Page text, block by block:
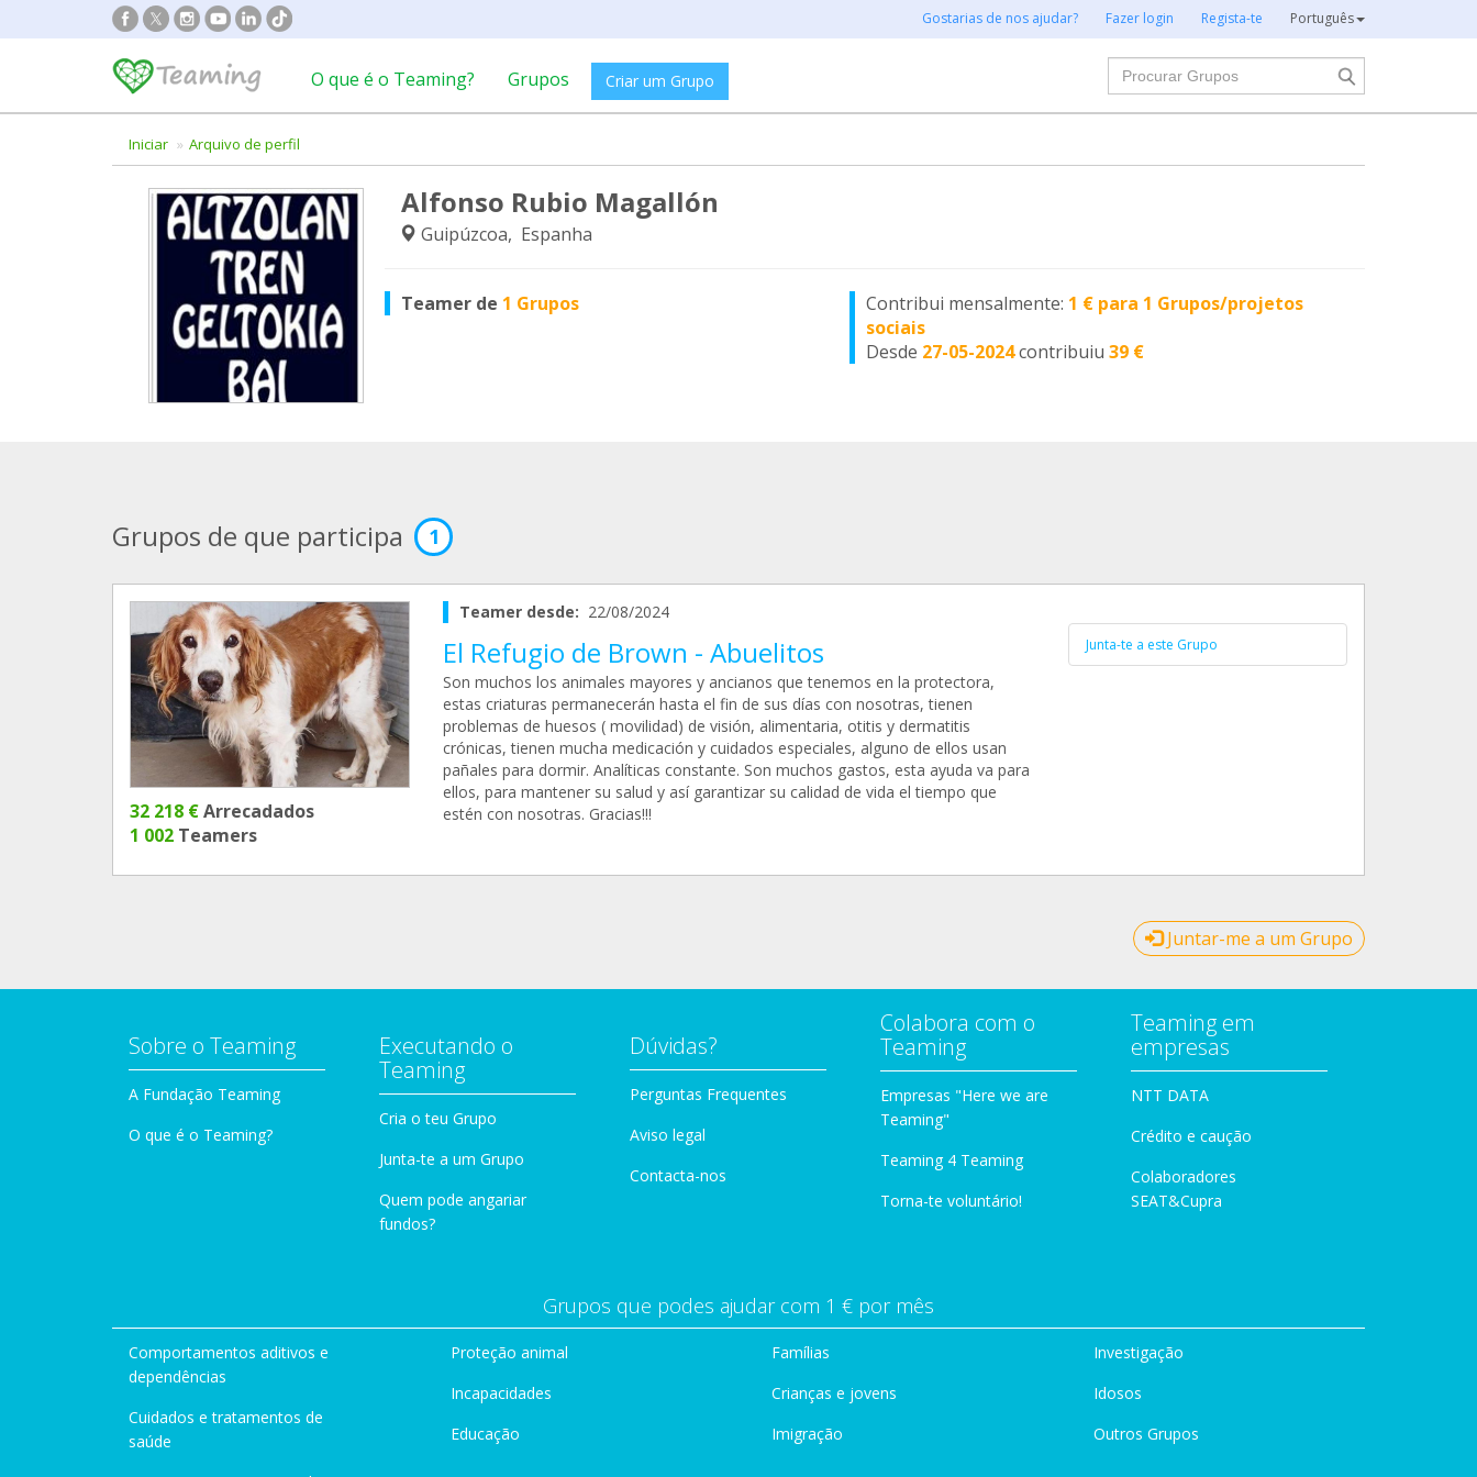
Gostarias de nos ajudar? Fazer login Regista-te Português
O que é o Teaming? Grupos Criar um Grupo
Procurar
Iniciar Arquivo de perfil
Alfonso Rubio Magallón
Guipúzcoa, Espanha
Teamer de 1 Grupos Contribui mensalmente: 1 € para 1 Grupos/projetos
sociais
Desde 27-05-2024contribuiu39 €
Grupos de que participa 1
32 218 €Arrecadados
1 002 Teamers
Teamer desde: 22/08/2024
El Refugio de Brown - Abuelitos
Son muchos los animales mayores y ancianos que tenemos en la protectora,
estas criaturas permanecerán hasta el fin de sus días con nosotras, tienen
problemas de huesos ( movilidad) de visión, alimentaria, otitis y dermatitis
crónicas, tienen mucha medicación y cuidados especiales, alguno de ellos usan
pañales para dormir. Analíticas constante. Son muchos gastos, esta ayuda va para
ellos, para mantener su salud y así garantizar su calidad de vida el tiempo que
estén con nosotras. Gracias!!!
Junta-te a este Grupo
Juntar-me a um Grupo
Sobre o Teaming
A Fundação Teaming
O que é o Teaming?
Executando o
Teaming
Cria o teu Grupo
Junta-te a um Grupo
Quem pode angariar
fundos?
Dúvidas?
Perguntas Frequentes
Aviso legal
Contacta-nos
Colabora com o
Teaming
Empresas "Here we are
Teaming"
Teaming 4 Teaming
Torna-te voluntário!
Teaming em
empresas
NTT DATA
Crédito e caução
Colaboradores
SEAT&Cupra
Grupos que podes ajudar com 1 € por mês
Comportamentos aditivos e
dependências
Cuidados e tratamentos de
saúde
Proteção animal
Incapacidades
Educação
Famílias
Crianças e jovens
Imigração
Investigação
Idosos
Outros Grupos